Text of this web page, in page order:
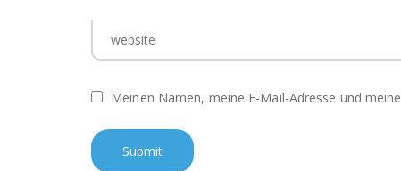
Meinen Namen, meine E-Mail-Adresse und